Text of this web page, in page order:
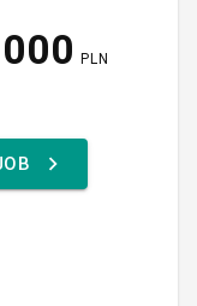
PLN